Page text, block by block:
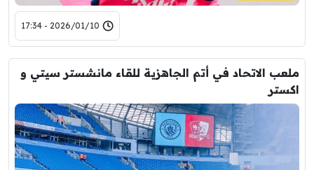
2026/01/10 - 17:34
ملعب الاتحاد في أتم الجاهزية للقاء مانشستر سيتي و
اكستر